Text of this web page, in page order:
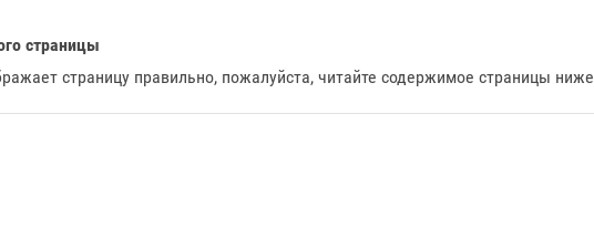
страницы
страницу правильно, пожалуйста, читайте содержимое страницы ниже